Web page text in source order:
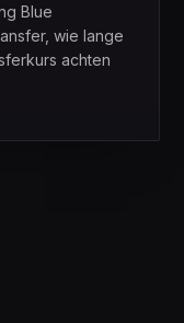
Blue
wie lange
achten